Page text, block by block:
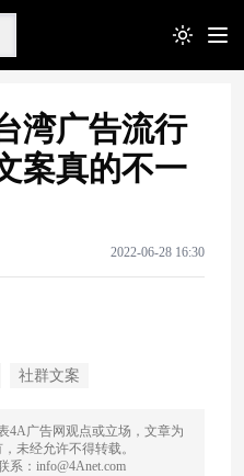
Toggle
湾广告流行
案真的不一
2022-06-28 16:30
社群文案
4A广告网观点或立场，文章为
未经允许不得转载。
系：info@4Anet.com